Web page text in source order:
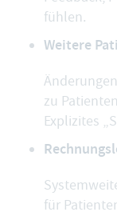
fühlen.
Weitere
zu
Explizites
für